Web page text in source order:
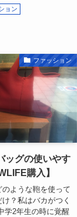
ョン
ファッション
ッグの使いやす
購入】
ような鞄を使って
？私はバカがつく
学2年生の時に覚醒